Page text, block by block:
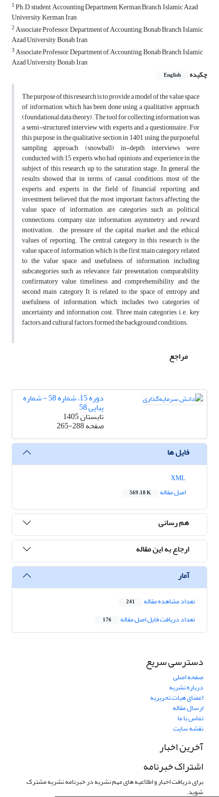
1Ph.D, student, Accounting Department, Kerman Branch, Islamic Azad
University, Kerman, Iran
2Associate Professor, Department of Accounting, Bonab Branch, Islamic
Azad University, Bonab, Iran
3Associate Professor, Department of Accounting, Bonab Branch, Islamic
Azad University, Bonab, Iran
چکیده
English
The purpose of this research is to provide a model of the value space
of information, which has been done using a qualitative approach
(foundational data theory). The tool for collecting information was
a semi-structured interview with experts and a questionnaire. For
this purpose, in the qualitative section in 1401, using the purposeful
sampling approach (snowball), in-depth interviews were
conducted with 15 experts who had opinions and experience in the
subject of this research, up to the saturation stage. In general, the
results showed that in terms of causal conditions, most of the
experts and experts in the field of financial reporting and
investment believed that the most important factors affecting the
value space of information are categories such as political
connections, company size, information asymmetry, and reward
motivation. , the pressure of the capital market and the ethical
values of reporting. The central category in this research is the
value space of information, which is the first main category related
to the value space and usefulness of information, including
subcategories such as relevance, fair presentation, comparability,
confirmatory value, timeliness and comprehensibility, and the
second main category It is related to the space of entropy and
usefulness of information, which includes two categories of
uncertainty and information cost. Three main categories, i.e. key
factors and cultural factors, formed the background conditions.
مراجع
دوره 15، شماره 58 - شماره
پیاپی 58
تابستان 1405
صفحه265-288
فایل ها
اصل مقاله
569.18 K
هم رسانی
ارجاع به این مقاله
آمار
تعداد مشاهده مقاله 241
تعداد دریافت فایل اصل مقاله 176
دسترسی سریع
صفحه اصلی
درباره نشریه
اعضای هیات تحریریه
ارسال مقاله
تماس با ما
نقشه سایت
آخرین اخبار
اشتراک خبرنامه
برای دریافت اخبار و اطلاعیه های مهم نشریه در خبرنامه نشریه مشترک
شوید.